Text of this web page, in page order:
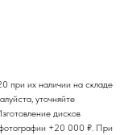
при их наличии на складе
уточняйте
дисков
фотографии +20 000 ₽. При